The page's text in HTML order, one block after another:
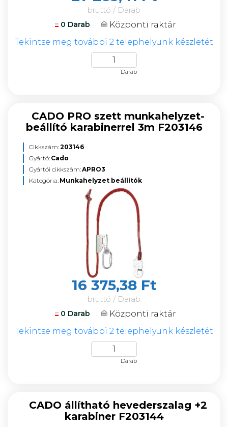
bruttó / Darab
0 Darab
Központi raktár
Tekintse meg további 2 telephelyünk készletét
Darab
CADO PRO szett munkahelyzet-
beállító karabinerrel 3m F203146
Cikkszám:203146
Gyártó: Cado
Gyártói cikkszám:APRO3
Kategória: Munkahelyzet beállítók
16 375,38 Ft
bruttó / Darab
0 Darab
Központi raktár
Tekintse meg további 2 telephelyünk készletét
Darab
CADO állítható hevederszalag +2
karabiner F203144